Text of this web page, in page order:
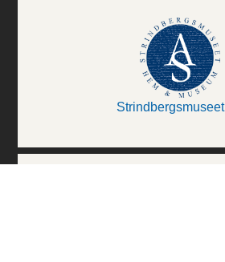
Strindbergsmuseet